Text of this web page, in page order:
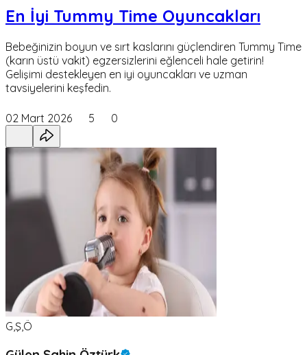
En İyi Tummy Time Oyuncakları
Bebeğinizin boyun ve sırt kaslarını güçlendiren Tummy Time
(karın üstü vakit) egzersizlerini eğlenceli hale getirin!
Gelişimi destekleyen en iyi oyuncakları ve uzman
tavsiyelerini keşfedin.
02 Mart 2026 5 0
G,Ş,Ö